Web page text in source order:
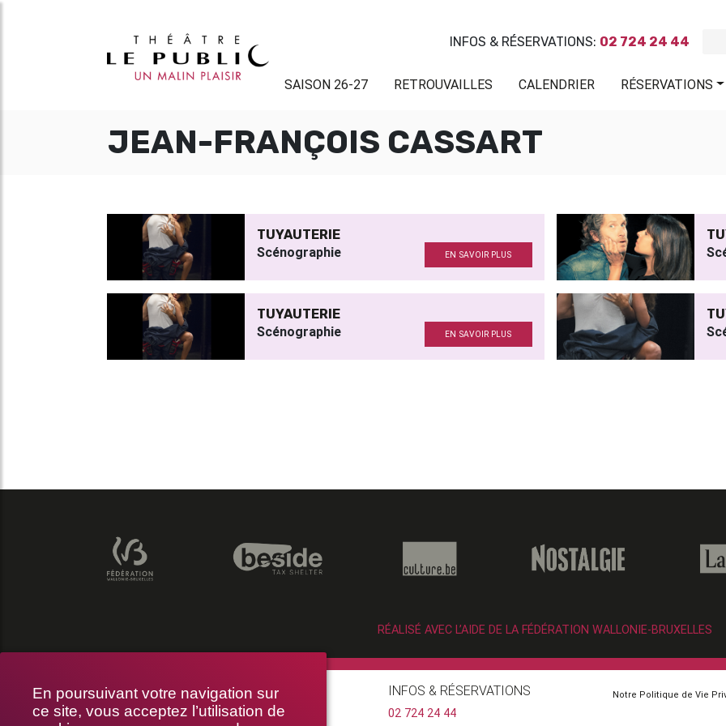
En poursuivant votre navigation sur
ce site, vous acceptez l’utilisation de
INFOS & RÉSERVATIONS: 02 724 24 44
SAISON 26-27 RETROUVAILLES CALENDRIER RÉSERVATIONS
JEAN-FRANÇOIS CASSART
TUYAUTERIE
Scénographie EN SAVOIR PLUS
TUYAUTERIE
Scénographie EN SAVOIR PLUS
RÉALISÉ AVEC L’AIDE DE LA FÉDÉRATION WALLONIE-BRUXELLES
THÉÂTRE LE PUBLIC
RUE BRAEMT 64-70, 1210 BRUXELLES
INFOS & RÉSERVATIONS
02 724 24 44
Notre Politique de Vie